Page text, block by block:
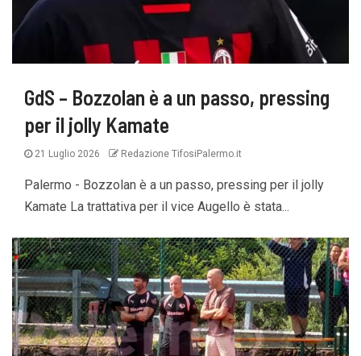
GdS – Bozzolan è a un passo, pressing
per il jolly Kamate
21 Luglio 2026 Redazione TifosiPalermo.it
Palermo - Bozzolan è a un passo, pressing per il jolly
Kamate La trattativa per il vice Augello è stata...